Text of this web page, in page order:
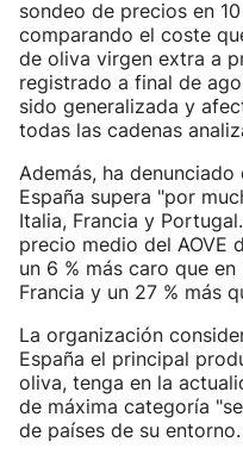
sondeo de precios en
comparando el coste
de oliva virgen extra a
registrado a final de
sido generalizada y
todas las cadenas
Además, ha
España supera "por
Italia, Francia y
precio medio del AOVE
un 6 % más caro que
Francia y un 27 % más
La organización
España el principal
oliva, tenga en la
de máxima categoría
de países de su entorno.